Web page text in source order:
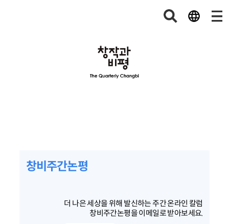
창비주간논평
더 나은 세상을 위해 발신하는 주간 온라인 칼럼
창비주간논평을 이메일로 받아보세요.